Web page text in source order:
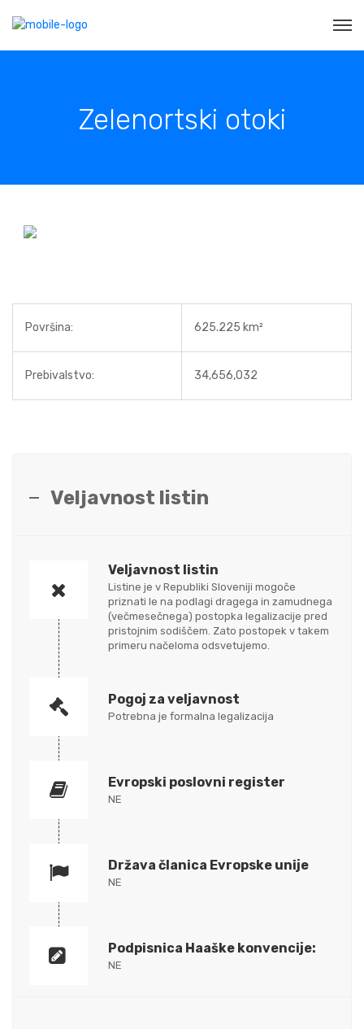
Zelenortski otoki
Površina: 625.225 km²
Prebivalstvo: 34,656,032
Veljavnost listin
Veljavnost listin
Listine je v Republiki Sloveniji mogoče
priznati le na podlagi dragega in zamudnega
(večmesečnega) postopka legalizacije pred
pristojnim sodiščem. Zato postopek v takem
primeru načeloma odsvetujemo.
Pogoj za veljavnost
Potrebna je formalna legalizacija
Evropski poslovni register
NE
Država članica Evropske unije
NE
Podpisnica Haaške konvencije:
NE